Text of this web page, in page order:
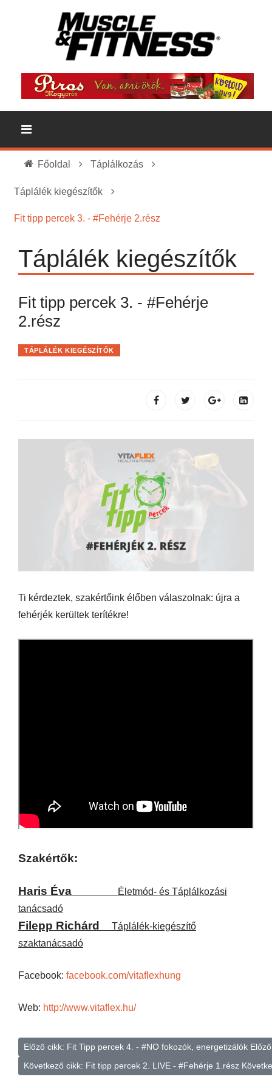
Főoldal Táplálkozás
Táplálék kiegészítők
Fit tipp percek 3. - #Fehérje 2.rész
Táplálék kiegészítők
Fit tipp percek 3. - #Fehérje
2.rész
TÁPLÁLÉK KIEGÉSZÍTŐK
Ti kérdeztek, szakértőink élőben válaszolnak: újra a
fehérjék kerültek terítékre!
Szakértők:
Haris Éva
Életmód- és Táplálkozási
tanácsadó
Filepp Richárd Táplálék-kiegészítő
szaktanácsadó
Facebook: facebook.com/vitaflexhung
Web: http://www.vitaflex.hu/
Előző cikk: Fit Tipp percek 4. - #NO fokozók, energetizálók Előző
Következő cikk: Fit tipp percek 2. LIVE - #Fehérje 1.rész